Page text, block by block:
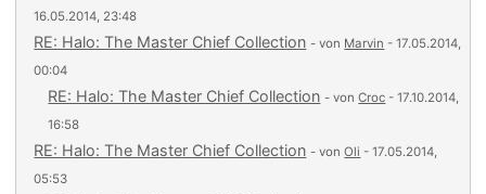
16.05.2014, 23:48
RE: Halo: The Master Chief Collection - von Marvin - 17.05.2014,
00:04
RE: Halo: The Master Chief Collection - vonCroc - 17.10.2014,
16:58
RE: Halo: The Master Chief Collection - vonOli - 17.05.2014,
05:53